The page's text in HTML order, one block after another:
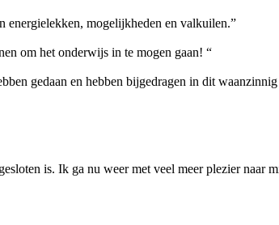
energielekken, mogelijkheden en valkuilen.”
om het onderwijs in te mogen gaan! “
gedaan en hebben bijgedragen in dit
is. Ik ga nu weer met veel meer plezier naar